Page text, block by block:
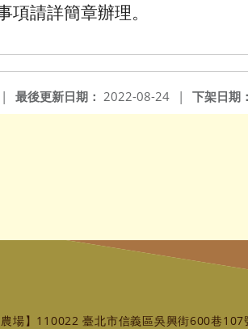
項請詳簡章辦理。
下架日期：
最後更新日期： 2022-08-24 |
|
農場】110022 臺北市信義區吳興街600巷107